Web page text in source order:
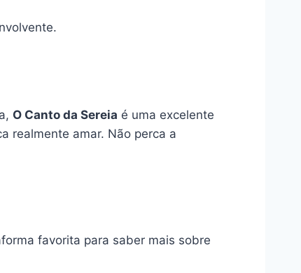
O Canto da Sereia é uma excelente
realmente amar. Não perca a
favorita para saber mais sobre